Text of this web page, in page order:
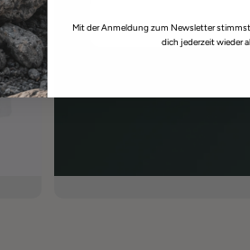
Mit der Anmeldung zum Newsletter
dich jederzeit wieder